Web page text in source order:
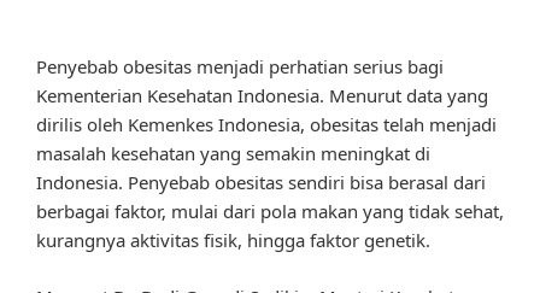
Penyebab obesitas menjadi perhatian serius bagi
Kementerian Kesehatan Indonesia. Menurut data yang
dirilis oleh Kemenkes Indonesia, obesitas telah menjadi
masalah kesehatan yang semakin meningkat di
Indonesia. Penyebab obesitas sendiri bisa berasal dari
berbagai faktor, mulai dari pola makan yang tidak sehat,
kurangnya aktivitas fisik, hingga faktor genetik.